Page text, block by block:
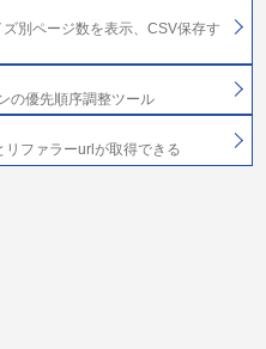
別ページ数を表示、CSV保存す
の優先順序調整ツール
ファラーurlが取得できる